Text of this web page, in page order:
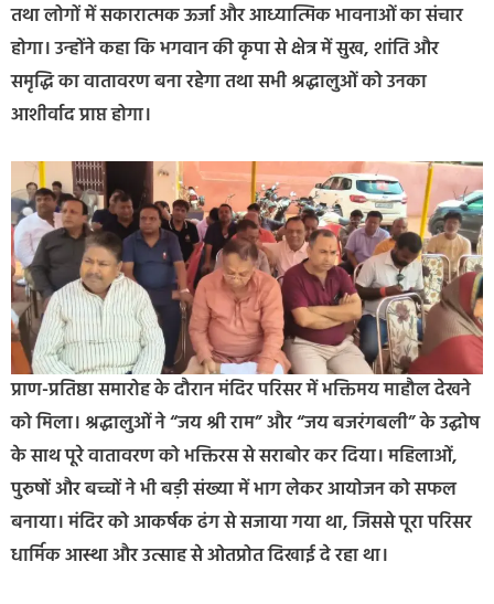
तथा लोगों में सकारात्मक ऊर्जा और आध्यात्मिक भावनाओं का संचार
होगा। उन्होंने कहा कि भगवान की कृपा से क्षेत्र में सुख, शांति और
समृद्धि का वातावरण बना रहेगा तथा सभी श्रद्धालुओं को उनका
आशीर्वाद प्राप्त होगा।
प्राण-प्रतिष्ठा समारोह के दौरान मंदिर परिसर में भक्तिमय माहौल देखने
को मिला। श्रद्धालुओं ने “जय श्री राम” और “जय बजरंगबली” के उद्घोष
के साथ पूरे वातावरण को भक्तिरस से सराबोर कर दिया। महिलाओं,
पुरुषों और बच्चों ने भी बड़ी संख्या में भाग लेकर आयोजन को सफल
बनाया। मंदिर को आकर्षक ढंग से सजाया गया था, जिससे पूरा परिसर
धार्मिक आस्था और उत्साह से ओतप्रोत दिखाई दे रहा था।